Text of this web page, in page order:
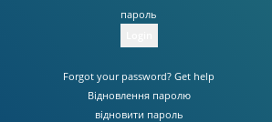
пароль
Forgot your password? Get help
Відновлення паролю
відновити пароль